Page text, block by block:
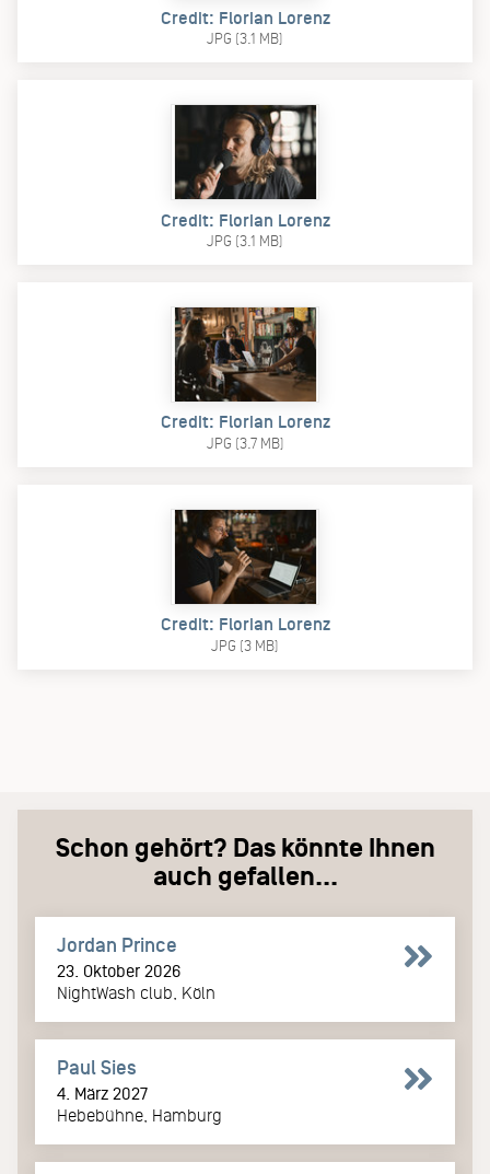
Credit: Florian Lorenz
JPG (3.1 MB)
Credit: Florian Lorenz
JPG (3.1 MB)
Credit: Florian Lorenz
JPG (3.7 MB)
Credit: Florian Lorenz
JPG (3 MB)
Schon gehört? Das könnte Ihnen
auch gefallen...
Jordan Prince
23. Oktober 2026
NightWash club, Köln
Paul Sies
4. März 2027
Hebebühne, Hamburg